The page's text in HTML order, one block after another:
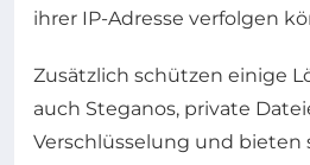
ihrer IP-Adresse verfolgen
Zusätzlich schützen einige
auch Steganos, private
Verschlüsselung und bieten